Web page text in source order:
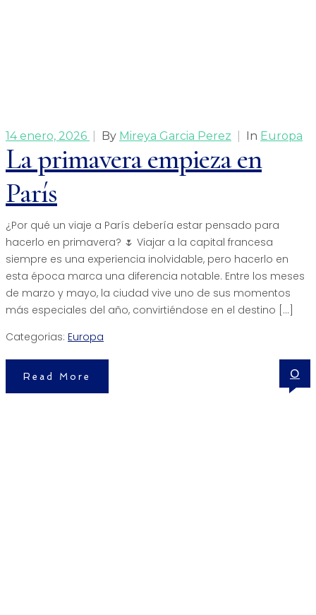
14 enero, 2026 By Mireya Garcia Perez In Europa
La primavera empieza en
París
¿Por qué un viaje a París debería estar pensado para
hacerlo en primavera? 🌷 Viajar a la capital francesa
siempre es una experiencia inolvidable, pero hacerlo en
esta época marca una diferencia notable. Entre los meses
de marzo y mayo, la ciudad vive uno de sus momentos
más especiales del año, convirtiéndose en el destino […]
Categorias: Europa
Read More 0